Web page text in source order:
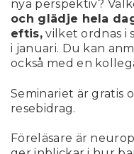
nya perspektiv?
och glädje hela
eftis,vilket ordnas i
i januari. Du kan
också med en
Seminariet är gratis
resebidrag.
Föreläsare är